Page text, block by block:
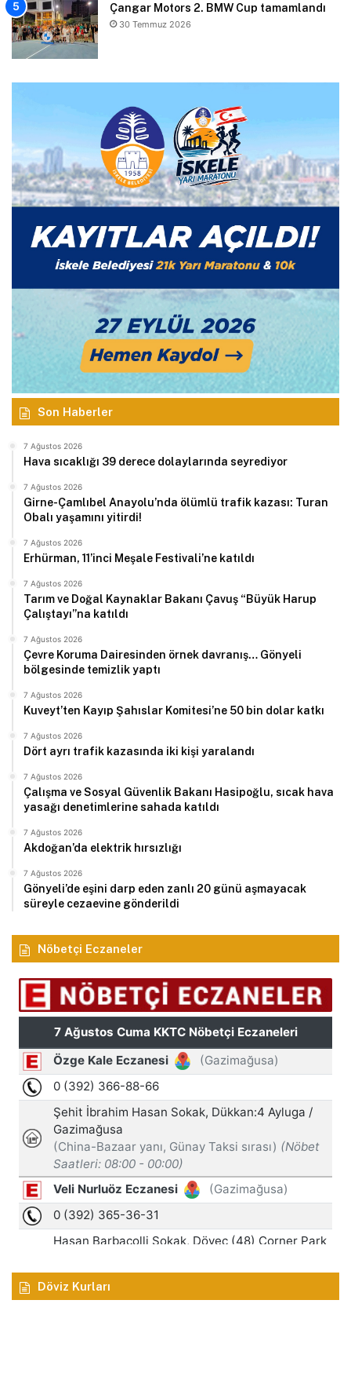
Çangar Motors 2. BMW Cup tamamlandı
30 Temmuz 2026
Son Haberler
7 Ağustos 2026
Hava sıcaklığı 39 derece dolaylarında seyrediyor
7 Ağustos 2026
Girne-Çamlıbel Anayolu’nda ölümlü trafik kazası: Turan
Obalı yaşamını yitirdi!
7 Ağustos 2026
Erhürman, 11’inci Meşale Festivali’ne katıldı
7 Ağustos 2026
Tarım ve Doğal Kaynaklar Bakanı Çavuş “Büyük Harup
Çalıştayı”na katıldı
7 Ağustos 2026
Çevre Koruma Dairesinden örnek davranış… Gönyeli
bölgesinde temizlik yaptı
7 Ağustos 2026
Kuveyt’ten Kayıp Şahıslar Komitesi’ne 50 bin dolar katkı
7 Ağustos 2026
Dört ayrı trafik kazasında iki kişi yaralandı
7 Ağustos 2026
Çalışma ve Sosyal Güvenlik Bakanı Hasipoğlu, sıcak hava
yasağı denetimlerine sahada katıldı
7 Ağustos 2026
Akdoğan’da elektrik hırsızlığı
7 Ağustos 2026
Gönyeli’de eşini darp eden zanlı 20 günü aşmayacak
süreyle cezaevine gönderildi
Nöbetçi Eczaneler
Döviz Kurları